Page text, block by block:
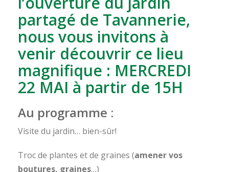
partagé de Tavannerie,
nous vous invitons à
venir découvrir ce lieu
magnifique : MERCREDI
22 MAI à partir de 15H
Au programme :
Visite du jardin… bien-sûr!
Troc de plantes et de graines (amener vos
boutures, graines…)